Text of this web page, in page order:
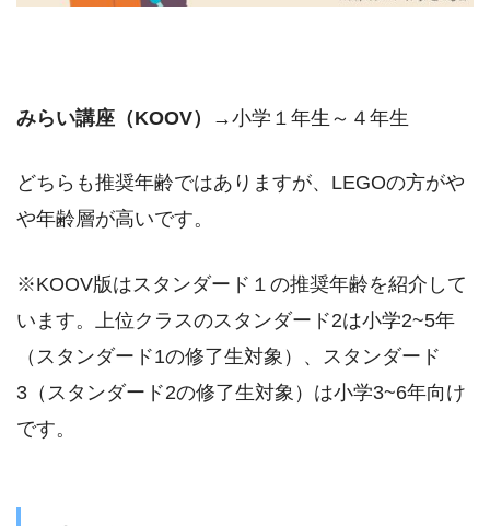
みらい講座（KOOV） →小学１年生～４年生
どちらも推奨年齢ではありますが、LEGOの方がや
や年齢層が高いです。
※KOOV版はスタンダード１の推奨年齢を紹介して
います。上位クラスのスタンダード2は小学2~5年
（スタンダード1の修了生対象）、スタンダード
3（スタンダード2の修了生対象）は小学3~6年向け
です。